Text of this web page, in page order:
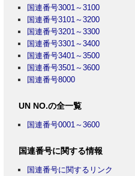
国連番号3001～3100
国連番号3101～3200
国連番号3201～3300
国連番号3301～3400
国連番号3401～3500
国連番号3501～3600
国連番号8000
UN NO.の全一覧
国連番号0001～3600
国連番号に関する情報
国連番号に関するリンク